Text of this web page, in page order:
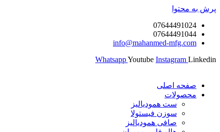
پرش به محتوا
07644491024
07644491044
info@mahanmed-mfg.com
WhatsappYoutube Instagram Linkedin
صفحه اصلی
محصولات
ست همودیالیز
سوزن فیستولا
صافی همودیالیز